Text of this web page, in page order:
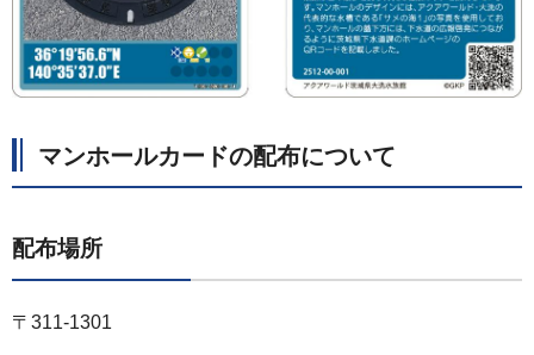
マンホールカードの配布について
配布場所
〒311-1301